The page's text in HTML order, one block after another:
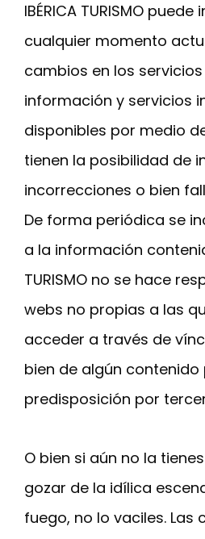
IBÉRICA TURISMO
cualquier momento
cambios en los
información y servicios
disponibles por medio
tienen la posibilidad de
incorrecciones o bien
De forma periódica se
a la información
TURISMO no se hace
webs no propias a las
acceder a través de
bien de algún contenido
predisposición por
O bien si aún no la
gozar de la idílica
fuego, no lo vaciles. Las